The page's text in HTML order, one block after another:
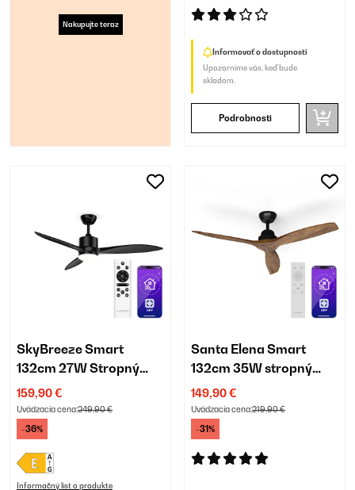
Nakupujte teraz
Informovať o dostupnosti
Upozorníme vás, keď bude
skladom.
Podrobnosti
SkyBreeze Smart
132cm 27W Stropný
ventilátor so svetlom
Čierna
159,90 €
Uvádzacia cena:249,90 €
-36%
Informačný list o produkte
Santa Elena Smart
132cm 35W stropný
ventilátor orech
149,90 €
Uvádzacia cena:219,90 €
-31%